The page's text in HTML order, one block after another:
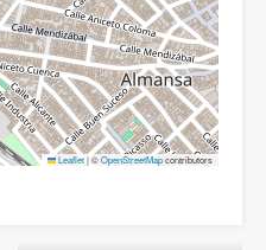
Leaflet|©OpenStreetMapcontributors